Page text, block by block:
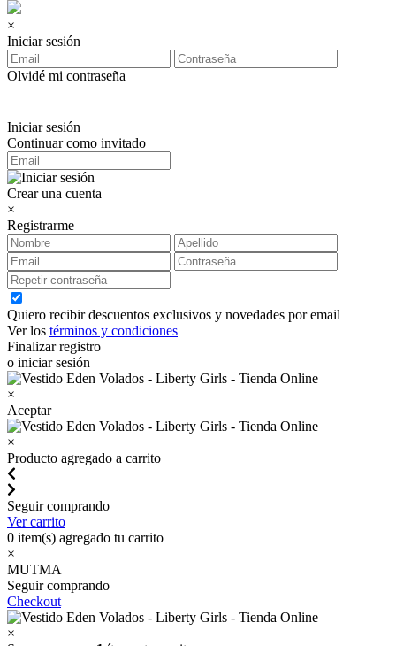
×
Iniciar sesión
Olvidé mi contraseña
Iniciar sesión
Continuar como invitado
Crear una cuenta
×
Registrarme
Quiero recibir descuentos exclusivos y novedades por email
Ver los términos y condiciones
Finalizar registro
o iniciar sesión
×
Aceptar
×
Producto agregado a carrito
Seguir comprando
Ver carrito
0 item(s) agregado tu carrito
×
MUTMA
Seguir comprando
Checkout
×